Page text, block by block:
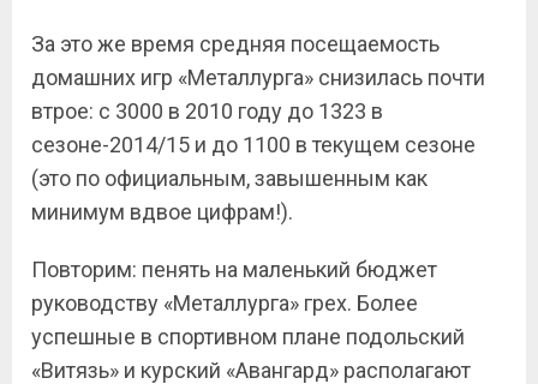
За это же время средняя посещаемость
домашних игр «Металлурга» снизилась почти
втрое: с 3000 в 2010 году до 1323 в
сезоне-2014/15 и до 1100 в текущем сезоне
(это по официальным, завышенным как
минимум вдвое цифрам!).
Повторим: пенять на маленький бюджет
руководству «Металлурга» грех. Более
успешные в спортивном плане подольский
«Витязь» и курский «Авангард» располагают